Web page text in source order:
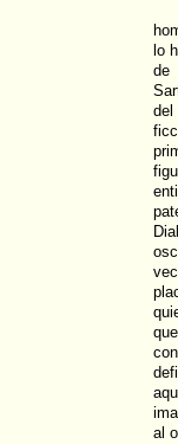
lo
de
del
al